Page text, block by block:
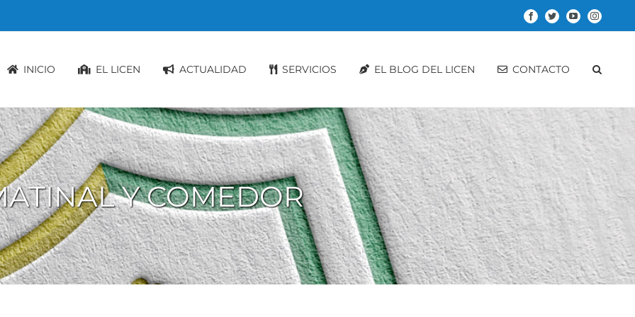
FacebookTwitterYouTubeInstagram
INICIO EL LICEN ACTUALIDAD SERVICIOS EL BLOG DEL LICEN CONTACTO
Y COMEDOR